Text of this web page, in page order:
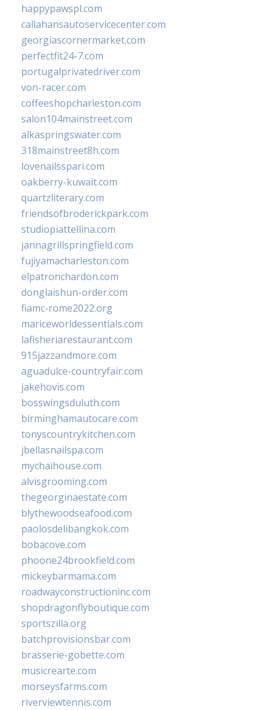
happypawspl.com
callahansautoservicecenter.com
georgiascornermarket.com
perfectfit24-7.com
portugalprivatedriver.com
von-racer.com
coffeeshopcharleston.com
salon104mainstreet.com
alkaspringswater.com
318mainstreet8h.com
lovenailsspari.com
oakberry-kuwait.com
quartzliterary.com
friendsofbroderickpark.com
studiopiattellina.com
jannagrillspringfield.com
fujiyamacharleston.com
elpatronchardon.com
donglaishun-order.com
fiamc-rome2022.org
mariceworldessentials.com
lafisheriarestaurant.com
915jazzandmore.com
aguadulce-countryfair.com
jakehovis.com
bosswingsduluth.com
birminghamautocare.com
tonyscountrykitchen.com
jbellasnailspa.com
mychaihouse.com
alvisgrooming.com
thegeorginaestate.com
blythewoodseafood.com
paolosdelibangkok.com
bobacove.com
phoone24brookfield.com
mickeybarmama.com
roadwayconstructioninc.com
shopdragonflyboutique.com
sportszilla.org
batchprovisionsbar.com
brasserie-gobette.com
musicrearte.com
morseysfarms.com
riverviewtennis.com